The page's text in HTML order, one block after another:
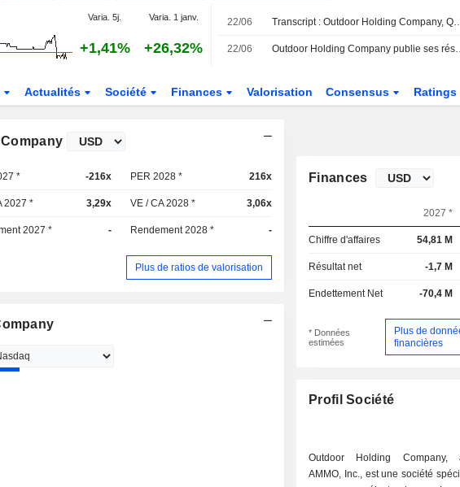
Varia. 5j. Varia. 1 janv.
+1,41% +26,32%
22/06 Transcript : Outdoor Holding
22/06 Outdoor Holding Company publie
Actualités Société Finances Valorisation Consensus Ratings
* -216x PER 2028 * 216x
2027 * 3,29x VE / CA 2028 * 3,06x
2027 * - Rendement 2028 * -
Plus de ratios de valorisation
Finances
2027 *
Chiffre d'affaires 54,81 M
Résultat net -1,7 M
Endettement Net -70,4 M
* Données
estimées
Plus de
financières
Profil Société
Outdoor Holding Company,
AMMO, Inc., est une société